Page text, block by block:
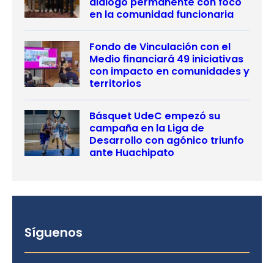
en la comunidad funcionaria
Fondo de Vinculación con el
Medio financiará 49 iniciativas
con impacto en comunidades y
territorios
Básquet UdeC empezó su
campaña en la Liga de
Desarrollo con agónico triunfo
ante Huachipato
Síguenos